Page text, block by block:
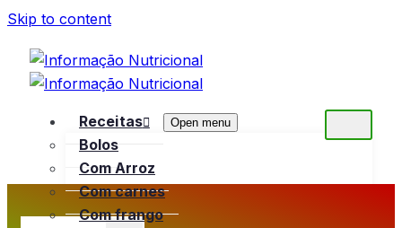
Skip to content
Receitas Open menu
Bolos
Com Arroz
Com carnes
Com frango